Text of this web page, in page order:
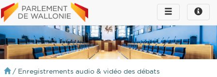
Toggle
infos
Toggle
navigation
/ Enregistrements audio & vidéo des débats